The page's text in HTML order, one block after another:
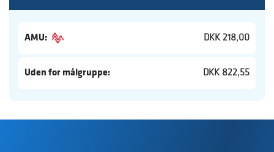
AMU: DKK 218,00
Uden for målgruppe: DKK 822,55